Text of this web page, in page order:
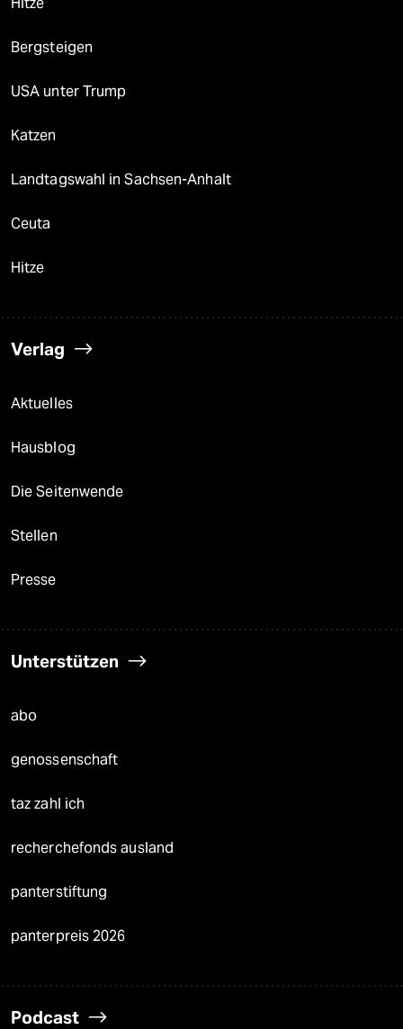
Bergsteigen
USA unter Trump
Katzen
Landtagswahl in Sachsen-Anhalt
Ceuta
Hitze
Verlag
Aktuelles
Hausblog
Die Seitenwende
Stellen
Presse
Unterstützen
abo
genossenschaft
taz zahl ich
recherchefonds ausland
panterstiftung
panterpreis 2026
Podcast